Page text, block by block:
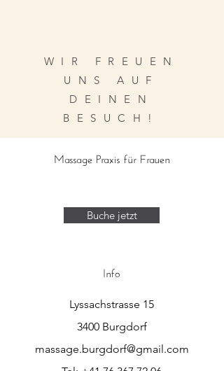
WIR FREUEN
UNS AUF
DEINEN
BESUCH!
Massage Praxis für Frauen
Buche jetzt
Info
Lyssachstrasse 15
3400 Burgdorf
massage.burgdorf@gmail.com